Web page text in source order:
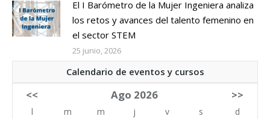
El I Barómetro de la Mujer Ingeniera analiza
los retos y avances del talento femenino en
el sector STEM
25 junio, 2026
Calendario de eventos y cursos
<< Ago 2026 >>
l m m j v s
d